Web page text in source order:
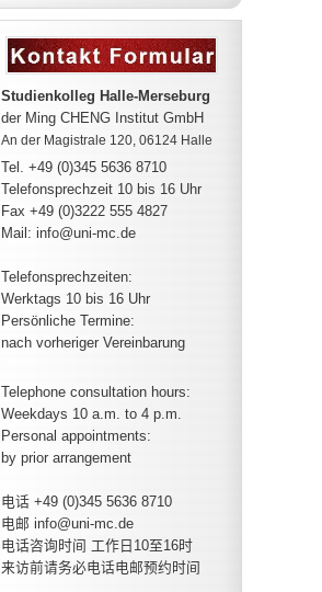
Studienkolleg Halle-Merseburg
der Ming CHENG Institut GmbH
An der Magistrale 120, 06124 Halle
Tel. +49 (0)345 5636 8710
Telefonsprechzeit 10 bis 16 Uhr
Fax +49 (0)3222 555 4827
Mail: info@uni-mc.de
Telefonsprechzeiten:
Werktags 10 bis 16 Uhr
Persönliche Termine:
nach vorheriger Vereinbarung
Telephone consultation hours:
Weekdays 10 a.m. to 4 p.m.
Personal appointments:
by prior arrangement
电话 +49 (0)345 5636 8710
电邮 info@uni-mc.de
电话咨询时间 工作日10至16时
来访前请务必电话电邮预约时间